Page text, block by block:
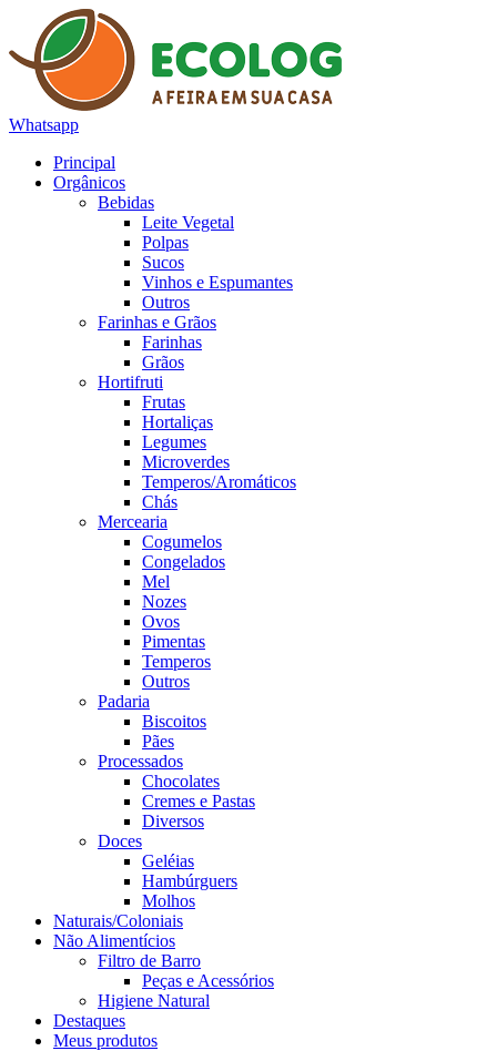
Whatsapp
Principal
Orgânicos
Bebidas
Leite Vegetal
Polpas
Sucos
Vinhos e Espumantes
Outros
Farinhas e Grãos
Farinhas
Grãos
Hortifruti
Frutas
Hortaliças
Legumes
Microverdes
Temperos/Aromáticos
Chás
Mercearia
Cogumelos
Congelados
Mel
Nozes
Ovos
Pimentas
Temperos
Outros
Padaria
Biscoitos
Pães
Processados
Chocolates
Cremes e Pastas
Diversos
Doces
Geléias
Hambúrguers
Molhos
Naturais/Coloniais
Não Alimentícios
Filtro de Barro
Peças e Acessórios
Higiene Natural
Destaques
Meus produtos